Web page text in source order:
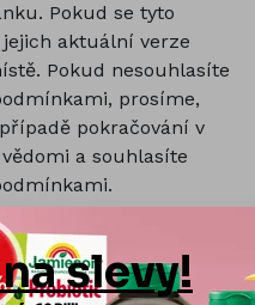
Pokud se tyto
aktuální verze
Pokud nesouhlasíte
prosíme,
pokračování v
a souhlasíte